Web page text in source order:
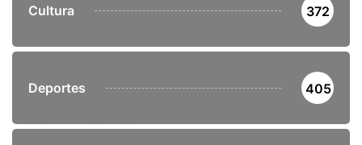
Cultura 372
Deportes 405